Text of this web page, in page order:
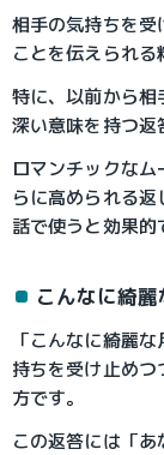
相手の気持ちを受
ことを伝えられる
特に、以前から相
深い意味を持つ返
ロマンチックな
らに高められる
話で使うと効果的
こんなに綺
「こんなに綺麗
持ちを受け止め
方です。
この返答には「